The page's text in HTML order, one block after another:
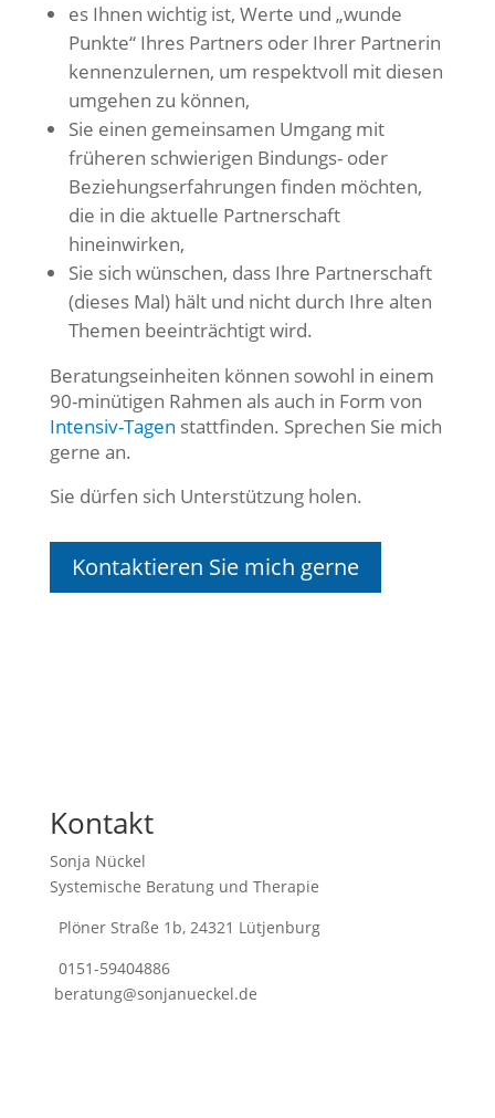
es Ihnen wichtig ist, Werte und „wunde
Punkte“ Ihres Partners oder Ihrer Partnerin
kennenzulernen, um respektvoll mit diesen
umgehen zu können,
Sie einen gemeinsamen Umgang mit
früheren schwierigen Bindungs- oder
Beziehungserfahrungen finden möchten,
die in die aktuelle Partnerschaft
hineinwirken,
Sie sich wünschen, dass Ihre Partnerschaft
(dieses Mal) hält und nicht durch Ihre alten
Themen beeinträchtigt wird.
Beratungseinheiten können sowohl in einem
90-minütigen Rahmen als auch in Form von
Intensiv-Tagen stattfinden. Sprechen Sie mich
gerne an.
Sie dürfen sich Unterstützung holen.
Kontaktieren Sie mich gerne
Kontakt
Sonja Nückel
Systemische Beratung und Therapie
Plöner Straße 1b, 24321 Lütjenburg
0151-59404886
beratung@sonjanueckel.de